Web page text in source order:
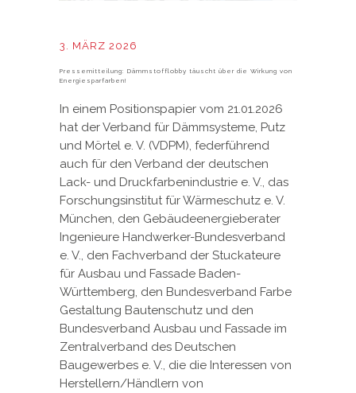
3. MÄRZ 2026
Pressemitteilung: Dämmstofflobby täuscht über die Wirkung von
Energiesparfarben!
In einem Positionspapier vom 21.01.2026
hat der Verband für Dämmsysteme, Putz
und Mörtel e. V. (VDPM), federführend
auch für den Verband der deutschen
Lack- und Druckfarbenindustrie e. V., das
Forschungsinstitut für Wärmeschutz e. V.
München, den Gebäudeenergieberater
Ingenieure Handwerker-Bundesverband
e. V., den Fachverband der Stuckateure
für Ausbau und Fassade Baden-
Württemberg, den Bundesverband Farbe
Gestaltung Bautenschutz und den
Bundesverband Ausbau und Fassade im
Zentralverband des Deutschen
Baugewerbes e. V., die die Interessen von
Herstellern/Händlern von